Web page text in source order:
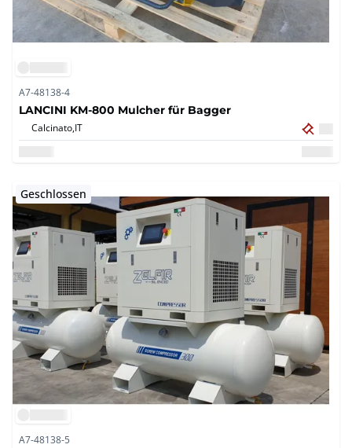
A7-48138-4
LANCINI KM-800 Mulcher für Bagger
Calcinato,IT
Geschlossen
A7-48138-5